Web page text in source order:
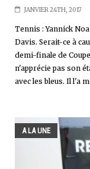
JANVIER 24TH, 2017
Tennis : Yannick
Davis. Serait-ce à
demi-finale de
n'apprécie pas son
avec les bleus. Il l'a
A LA UNE